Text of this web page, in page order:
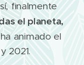
finalmente
el planeta,
animado el
2021.